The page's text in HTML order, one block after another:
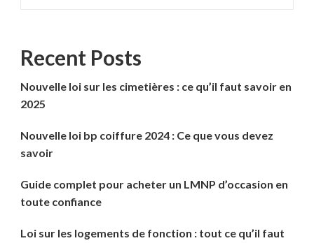
Recent Posts
Nouvelle loi sur les cimetières : ce qu’il faut savoir en
2025
Nouvelle loi bp coiffure 2024 : Ce que vous devez
savoir
Guide complet pour acheter un LMNP d’occasion en
toute confiance
Loi sur les logements de fonction : tout ce qu’il faut